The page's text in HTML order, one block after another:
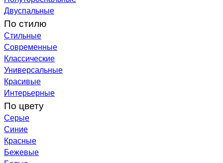
Двуспальные
По стилю
Стильные
Современные
Классические
Универсальные
Красивые
Интерьерные
По цвету
Серые
Синие
Красные
Бежевые